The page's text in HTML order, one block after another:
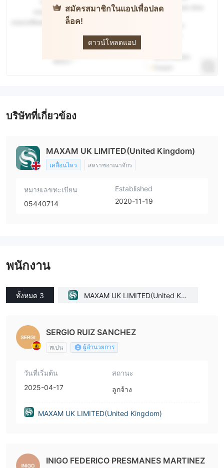
สมัครสมาชิกในแอปเพื่อปลด
ล็อค!
ดาวน์โหลดแอป
บริษัทที่เกี่ยวข้อง
MAXAM UK LIMITED(United Kingdom)
เคลื่อนไหว สหราชอาณาจักร
หมายเลขทะเบียน
05440714
Established
2020-11-19
พนักงาน
ทั้งหมด 3
MAXAM UK LIMITED(United Kin
SERGIO RUIZ SANCHEZ
สเปน ผู้อำนวยการ
วันที่เริ่มต้น
2025-04-17
สถานะ
ลูกจ้าง
MAXAM UK LIMITED(United Kingdom)
INIGO FEDERICO PRESMANES MARTINEZ